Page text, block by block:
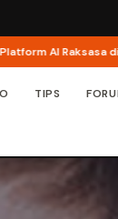
AI Raksasa di
TIPS